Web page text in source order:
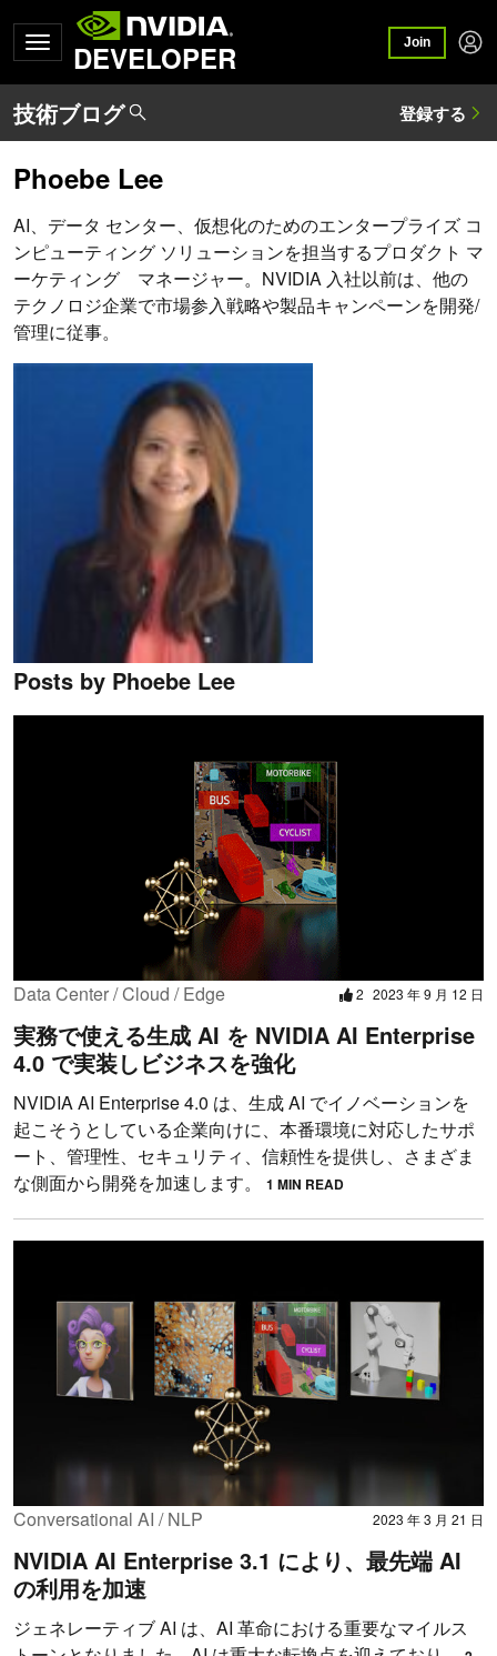
DEVELOPER Join
Phoebe Lee
AI、データ センター、仮想化のためのエンタープライズ コ
ンピューティング ソリューションを担当するプロダクト マ
ーケティング マネージャー。NVIDIA 入社以前は、他の
テクノロジ企業で市場参入戦略や製品キャンペーンを開発/
管理に従事。
Posts by Phoebe Lee
Data Center / Cloud / Edge 2 2023 年 9 月 12 日
実務で使える生成 AI を NVIDIA AI Enterprise
4.0 で実装しビジネスを強化
NVIDIA AI Enterprise 4.0 は、生成 AI でイノベーションを
起こそうとしている企業向けに、本番環境に対応したサポ
ート、管理性、セキュリティ、信頼性を提供し、さまざま
な側面から開発を加速します。
1 MIN READ
Conversational AI / NLP 2023 年 3 月 21 日
NVIDIA AI Enterprise 3.1 により、最先端 AI
の利用を加速
ジェネレーティブ AI は、AI 革命における重要なマイルス